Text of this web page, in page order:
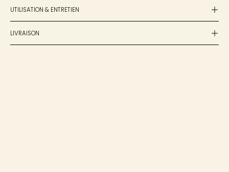
UTILISATION & ENTRETIEN
LIVRAISON